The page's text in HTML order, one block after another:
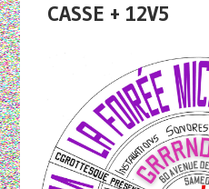
CASSE + 12V5